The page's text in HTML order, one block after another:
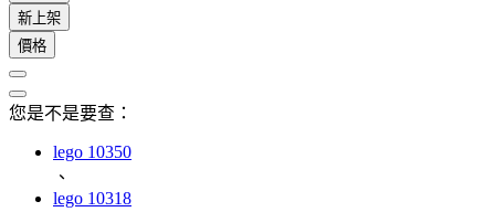
新上架
價格
您是不是要查：
lego 10350
、
lego 10318